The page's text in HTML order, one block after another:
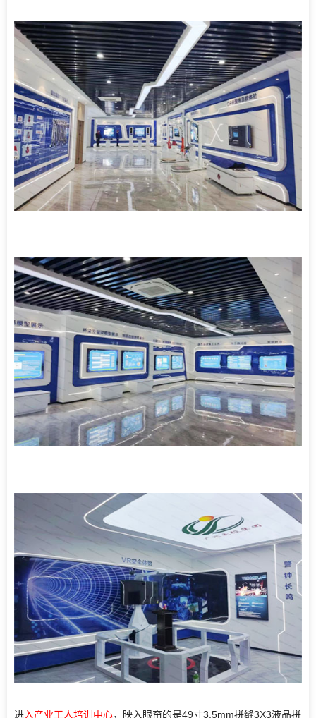
进入产业工人培训中心，映入眼帘的是49寸3.5mm拼缝3X3液晶拼